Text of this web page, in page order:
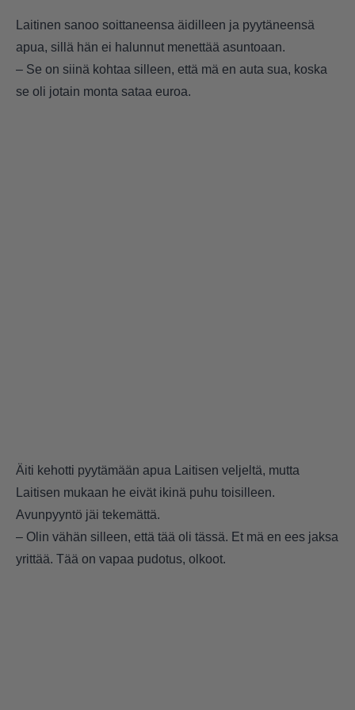
Laitinen sanoo soittaneensa äidilleen ja pyytäneensä
apua, sillä hän ei halunnut menettää asuntoaan.
– Se on siinä kohtaa silleen, että mä en auta sua, koska
se oli jotain monta sataa euroa.
Äiti kehotti pyytämään apua Laitisen veljeltä, mutta
Laitisen mukaan he eivät ikinä puhu toisilleen.
Avunpyyntö jäi tekemättä.
– Olin vähän silleen, että tää oli tässä. Et mä en ees jaksa
yrittää. Tää on vapaa pudotus, olkoot.